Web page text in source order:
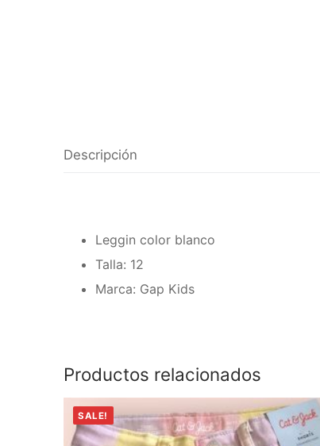
Descripción
Leggin color blanco
Talla: 12
Marca: Gap Kids
Productos relacionados
SALE!